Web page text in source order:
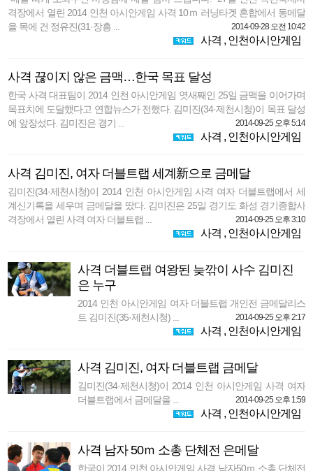
격장에서 열린 2014 인천 아시안게임 사격 10ｍ 러닝타겟 혼합에서 동메달
을 목에 건 정유진(31·장흥 ...
2014-09-28 오전 10:42
사격 , 인천아시안게임
사격 끊이지 않은 금맥…한국 목표 달성
한국 사격 대표팀이 2014 인천 아시안게임 엿새째인 25일 금맥을 이어가며
목표치에 도달했다고 연합뉴스가 전했다. 김미진(34·제천시청)이 목표 달성
에 앞장섰다. 김미진은 경기 ...
2014-09-25 오후 5:14
사격 , 인천아시안게임
사격 김미진, 여자 더블트랩 세계新으로 금메달
김미진(34·제천시청)이 2014 인천 아시안게임 사격 여자 더블트랩에서 세
계신기록을 세우며 금메달을 땄다. 김미진은 25일 경기도 화성 경기종합사
격장에서 열린 사격 여자 더블트랩 ...
2014-09-25 오후 3:10
사격 , 인천아시안게임
사격 더블트랩 여왕된 늦깎이 사수 김미진
은 누구
2014 인천 아시안게임 여자 더블트랩 개인전 금메달리스
트 김미진(35·제천시청) ...
2014-09-25 오후 2:17
사격 , 인천아시안게임
사격 김미진, 여자 더블트랩 금메달
김미진(34·제천시청)이 2014 인천 아시안게임 사격 여자
더블트랩에서 금메달을 ...
2014-09-25 오후 1:59
사격 , 인천아시안게임
사격 남자 50ｍ 소총 단체전 은메달
한국이 2014 인천 아시안게임 사격 남자50ｍ 소총 단체전